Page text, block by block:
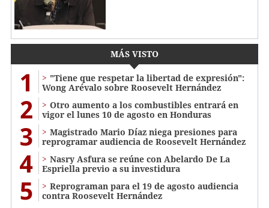
MÁS VISTO
1
"Tiene que respetar la libertad de expresión":
Wong Arévalo sobre Roosevelt Hernández
2
Otro aumento a los combustibles entrará en
vigor el lunes 10 de agosto en Honduras
3
Magistrado Mario Díaz niega presiones para
reprogramar audiencia de Roosevelt Hernández
4
Nasry Asfura se reúne con Abelardo De La
Espriella previo a su investidura
5
Reprograman para el 19 de agosto audiencia
contra Roosevelt Hernández